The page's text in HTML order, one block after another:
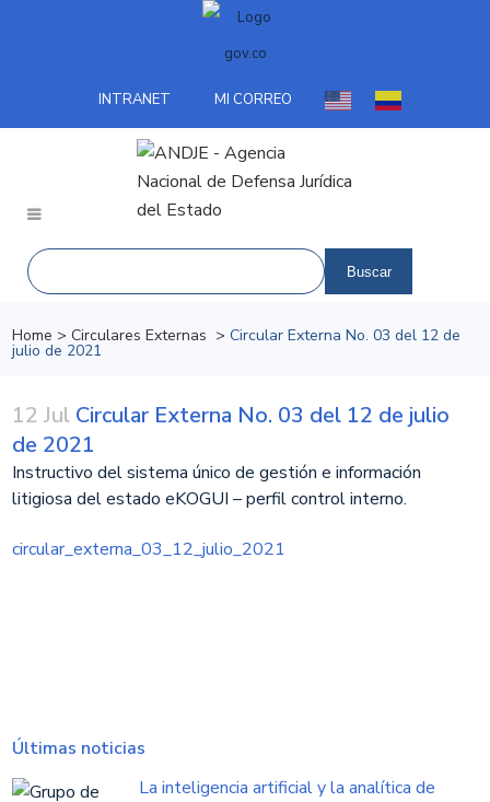
INTRANET MI CORREO
Home >Circulares Externas >Circular Externa No. 03 del 12 de
julio de 2021
12 Jul Circular Externa No. 03 del 12 de julio
de 2021
​Instructivo del sistema único de gestión e información
litigiosa del estado eKOGUI – perfil control interno.​
circular_externa_03_12_julio_2021
Últimas noticias
La inteligencia artificial y la analítica de